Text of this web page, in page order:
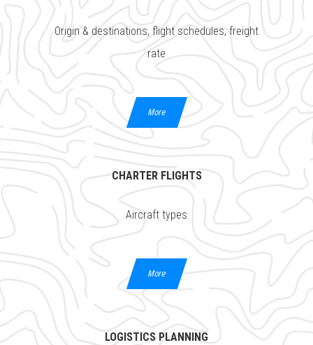
Origin & destinations, flight schedules, freight
rate
More
CHARTER FLIGHTS
Aircraft types
More
LOGISTICS PLANNING